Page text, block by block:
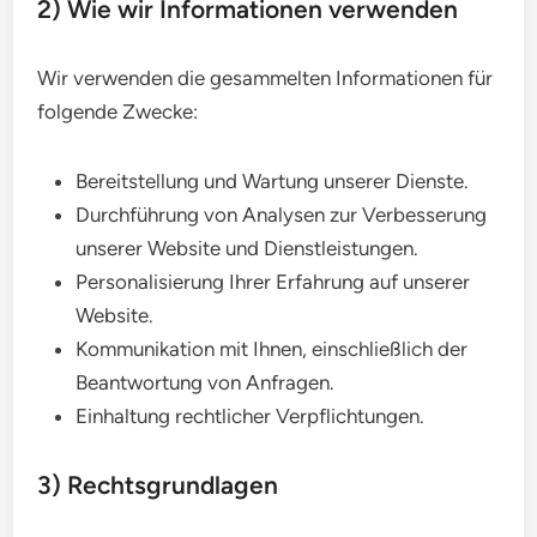
2) Wie wir Informationen verwenden
Wir verwenden die gesammelten Informationen für
folgende Zwecke:
Bereitstellung und Wartung unserer Dienste.
Durchführung von Analysen zur Verbesserung
unserer Website und Dienstleistungen.
Personalisierung Ihrer Erfahrung auf unserer
Website.
Kommunikation mit Ihnen, einschließlich der
Beantwortung von Anfragen.
Einhaltung rechtlicher Verpflichtungen.
3) Rechtsgrundlagen